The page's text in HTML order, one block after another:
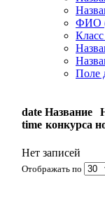
ФИО
Поле
date
time
Название
конкурса
Отображать по
Нет записей